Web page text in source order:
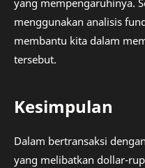
yang mempengaruhinya.
menggunakan analisis
membantu kita dalam
tersebut.
Kesimpulan
Dalam bertransaksi
yang melibatkan dollar-